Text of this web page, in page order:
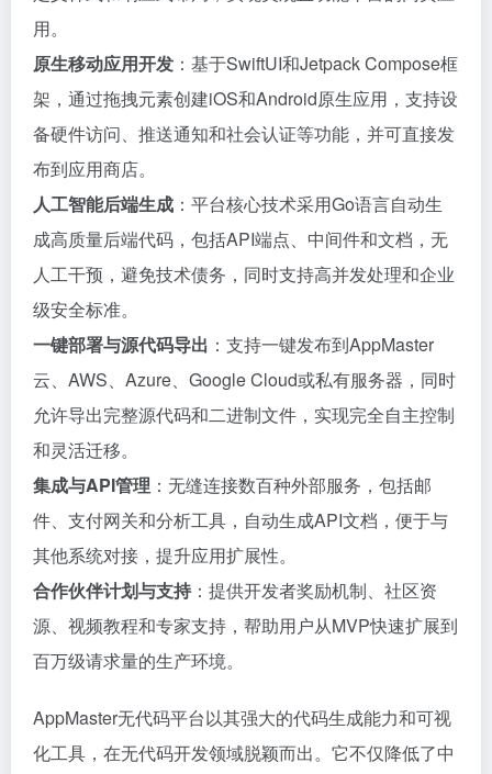
用。
原生移动应用开发 ：基于SwiftUI和Jetpack Compose框
架，通过拖拽元素创建iOS和Android原生应用，支持设
备硬件访问、推送通知和社会认证等功能，并可直接发
布到应用商店。
人工智能后端生成 ：平台核心技术采用Go语言自动生
成高质量后端代码，包括API端点、中间件和文档，无
人工干预，避免技术债务，同时支持高并发处理和企业
级安全标准。
一键部署与源代码导出 ：支持一键发布到AppMaster
云、AWS、Azure、Google Cloud或私有服务器，同时
允许导出完整源代码和二进制文件，实现完全自主控制
和灵活迁移。
集成与API管理 ：无缝连接数百种外部服务，包括邮
件、支付网关和分析工具，自动生成API文档，便于与
其他系统对接，提升应用扩展性。
合作伙伴计划与支持 ：提供开发者奖励机制、社区资
源、视频教程和专家支持，帮助用户从MVP快速扩展到
百万级请求量的生产环境。
AppMaster无代码平台以其强大的代码生成能力和可视
化工具，在无代码开发领域脱颖而出。它不仅降低了中